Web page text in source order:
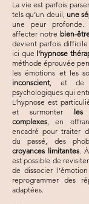
La vie est parfois
tels qu’un deuil, une
une peur profonde.
affecter notrebien-
devient parfois
ici que l'hypnose
méthode éprouvée
les émotions et les
inconscient, et de
psychologiques qui
L’hypnose est
et surmonter les
complexes, en
encadré pour traiter
du passé, des
croyances limitantes.
est possible de
de dissocier
reprogrammer des
adaptées.